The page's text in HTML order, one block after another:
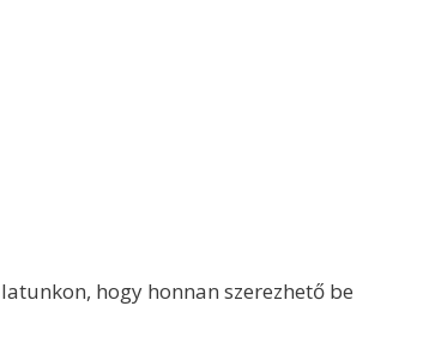
hogy honnan szerezhető be